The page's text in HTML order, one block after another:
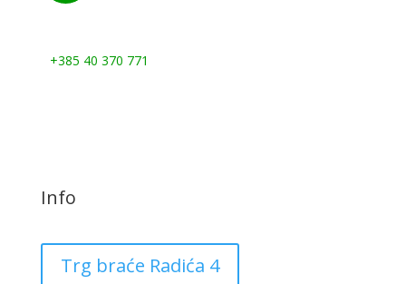
+385 40 370 771
Info
Trg braće Radića 4